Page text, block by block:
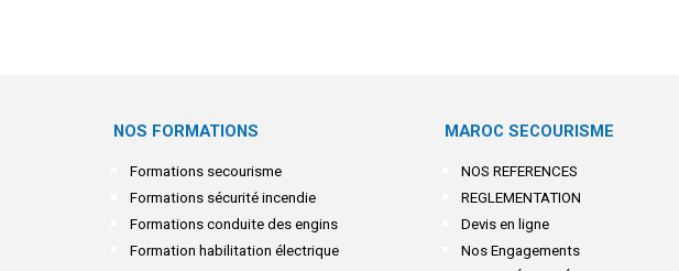
NOS FORMATIONS
Formations secourisme
Formations sécurité incendie
Formations conduite des engins
Formation habilitation électrique
MAROC SECOURISME
NOS REFERENCES
REGLEMENTATION
Devis en ligne
Nos Engagements